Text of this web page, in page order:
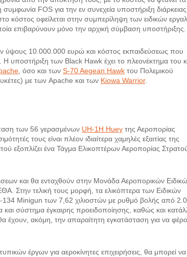
FOS για την εν συνεχεία υποστήριξη
κόστος οφείλεται στην συμπερίληψη των ειδικών
επιβαρύνουν μόνο την αρχική σύμβαση υποστήριξης.
ύψους 10.000.000 ευρώ και κόστος εκπαιδεύσεως που
υποστήριξη των Black Hawk έχει το πλεονέκτημα του
, όσο και τωνS-70 Aegean Hawk του Πολεμικού
με των Apache και των Kiowa Warrior.
των 56 γερασμένων UH-1H Huey της Αεροπορίας
τους είναι πλέον ιδιαίτερα χαμηλές εξαιτίας της
εξοπλίζει ένα Τάγμα Ελικοπτέρων Αεροπορίας
και θα ενταχθούν στην Μονάδα Αεροπορικών
Στην τελική τους μορφή, τα ελικόπτερα των Ειδικών
Minigun των 7,62 χιλιοστών με ρυθμό βολής από
σύστημα έγκαιρης προειδοποίησης, καθώς και
έχουν, ακόμη, την απαραίτητη εγκατάσταση για να
έργων για αεροκίνητες επιχειρήσεις, θα μπορεί να